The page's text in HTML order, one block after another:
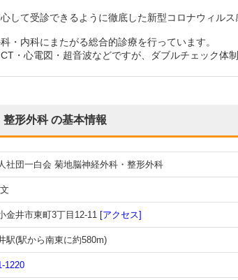
して受診できるように徹底した新型コロナウィルス
・内科にまたがる総合的診療を行っています。
・心電図・超音波などですが、ダブルチェック体制
整形外科の基本情報
社団一白会 菊地脳神経外科・整形外科
金井市東町3丁目12-11 [アクセス]
駅(駅から南東に約580m)
1220